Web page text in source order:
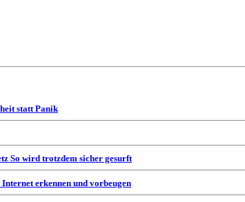
statt Panik
So wird trotzdem sicher gesurft
Internet erkennen und vorbeugen